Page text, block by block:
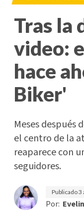
Tras la
video:
hace
Biker'
Meses después
el centro de la
reaparece con
seguidores.
Publicado3
Por: